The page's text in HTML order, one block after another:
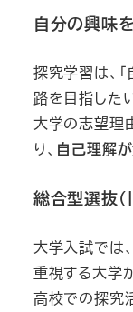
自分の興味
探究学習は、
路を目指した
大学の志望理
り、 自己理解
総合型選抜
大学入試では
重視する大学
高校での探究